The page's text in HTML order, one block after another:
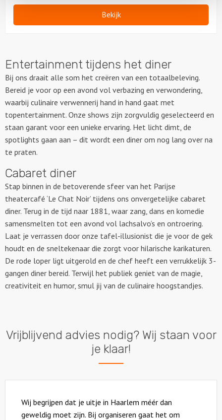
leggen.
Bekijk
Entertainment tijdens het diner
Bij ons draait alle som het creëren van een totaalbeleving.
Bereid je voor op een avond vol verbazing en verwondering,
waarbij culinaire verwennerij hand in hand gaat met
topentertainment. Onze shows zijn zorgvuldig geselecteerd en
staan garant voor een unieke ervaring. Het licht dimt, de
spotlights gaan aan – dit wordt een diner om nog lang over na
te praten.
Cabaret diner
Stap binnen in de betoverende sfeer van het Parijse
theatercafé ‘Le Chat Noir’ tijdens ons onvergetelijke cabaret
diner. Terug in de tijd naar 1881, waar zang, dans en komedie
samensmelten tot een avond vol lachsalvo’s en ontroering.
Laat je verrassen door onze tafel-illusionist die je voor de gek
houdt en de sneltekenaar die zorgt voor hilarische karikaturen.
De rode loper ligt uitgerold en de chef heeft een verrukkelijk 3-
gangen diner bereid. Terwijl het publiek geniet van de magie,
creativiteit en humor, smul jij van de culinaire hoogstandjes.
Vrijblijvend advies nodig? Wij staan voor
je klaar!
Wij begrijpen dat je uitje in Haarlem méér dan
geweldig moet zijn. Bij organiseren gaat het om